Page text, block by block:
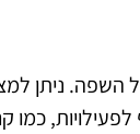
השפה. ניתן
לפעילויות, כמו